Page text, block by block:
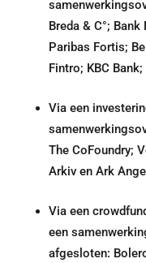
Breda & C°;
Paribas Fortis;
Fintro; KBC
Via een
The CoFoundry;
Arkiv en Ark
Via een
een
afgesloten: